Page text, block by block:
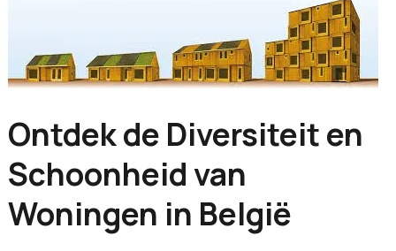
Ontdek de Diversiteit en
Schoonheid van
Woningen in België